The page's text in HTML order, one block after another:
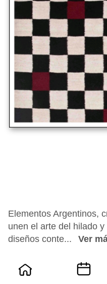
Elementos Argentinos,
unen el arte del hilado
diseños conte...
Ver